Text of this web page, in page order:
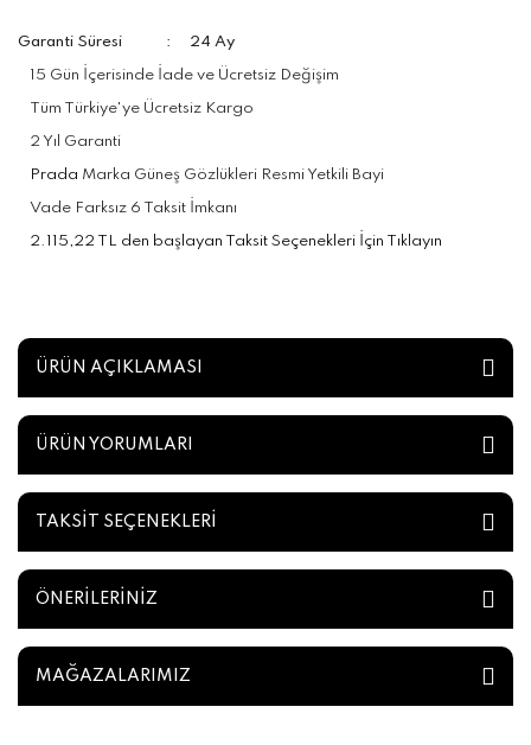
Garanti Süresi 24 Ay
15 Gün İçerisinde İade ve Ücretsiz Değişim
Tüm Türkiye'ye Ücretsiz Kargo
2 Yıl Garanti
Prada Marka Güneş Gözlükleri Resmi Yetkili Bayi
Vade Farksız 6 Taksit İmkanı
2.115,22 TL den başlayan Taksit Seçenekleri İçin Tıklayın
ÜRÜN AÇIKLAMASI
ÜRÜN YORUMLARI
TAKSİT SEÇENEKLERİ
ÖNERİLERİNİZ
MAĞAZALARIMIZ